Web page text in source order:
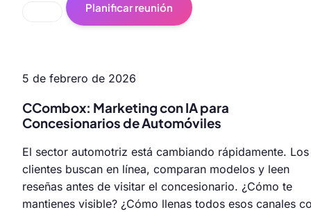
Planificar reunión
5 de febrero de 2026
CCombox: Marketing con IA para
Concesionarios de Automóviles
El sector automotriz está cambiando rápidamente. Los
clientes buscan en línea, comparan modelos y leen
reseñas antes de visitar el concesionario. ¿Cómo te
mantienes visible? ¿Cómo llenas todos esos canales